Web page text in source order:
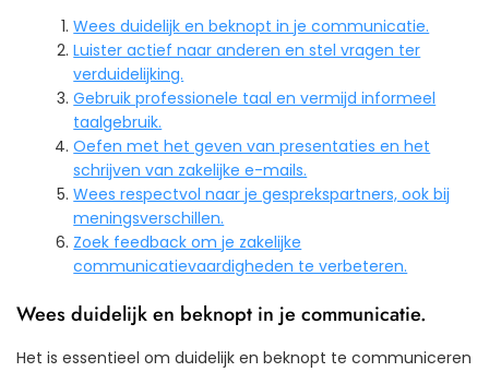
Wees duidelijk en beknopt in je communicatie.
Luister actief naar anderen en stel vragen ter
verduidelijking.
Gebruik professionele taal en vermijd informeel
taalgebruik.
Oefen met het geven van presentaties en het
schrijven van zakelijke e-mails.
Wees respectvol naar je gesprekspartners, ook bij
meningsverschillen.
Zoek feedback om je zakelijke
communicatievaardigheden te verbeteren.
Wees duidelijk en beknopt in je communicatie.
Het is essentieel om duidelijk en beknopt te communiceren